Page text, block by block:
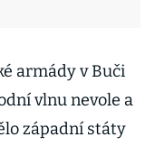
armády v Buči
vlnu nevole a
západní státy